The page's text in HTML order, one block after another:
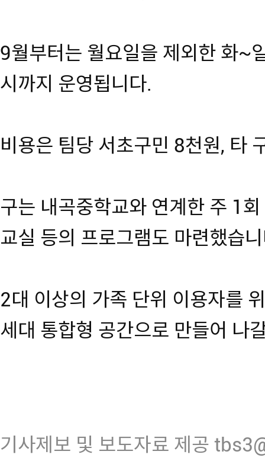
9월부터는 월요일을 제외한 화~
시까지 운영됩니다.
비용은 팀당 서초구민 8천원, 타
구는 내곡중학교와 연계한 주 1
교실 등의 프로그램도 마련했습
2대 이상의 가족 단위 이용자를
세대 통합형 공간으로 만들어 나
기사제보 및 보도자료 제공